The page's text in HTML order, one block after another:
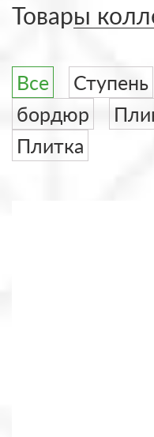
Товары
Все Ступень
бордюр
Плитка